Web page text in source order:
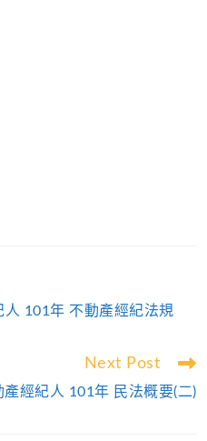
人 101年 不動產經紀法規
Next Post
產經紀人 101年 民法概要(二)